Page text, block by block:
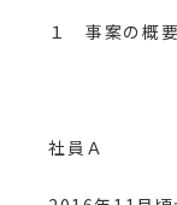
１ 事案の概要
社員Ａ